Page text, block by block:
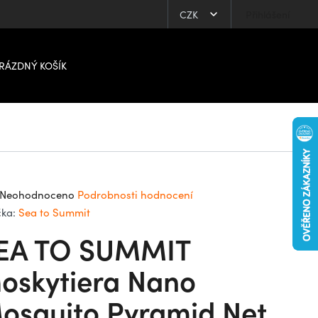
CZK
KOŠÍK
TO SUMMIT
Nano
Neohodnoceno Podrobnosti hodnocení
Sea to Summit